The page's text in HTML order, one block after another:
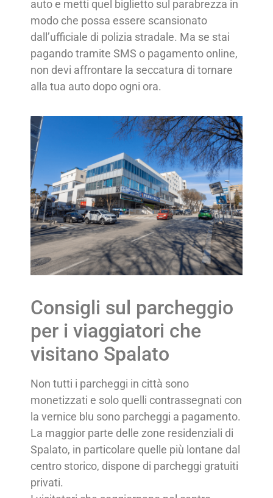
auto e metti quel biglietto sul parabrezza in
modo che possa essere scansionato
dall’ufficiale di polizia stradale. Ma se stai
pagando tramite SMS o pagamento online,
non devi affrontare la seccatura di tornare
alla tua auto dopo ogni ora.
Consigli sul parcheggio
per i viaggiatori che
visitano Spalato
Non tutti i parcheggi in città sono
monetizzati e solo quelli contrassegnati con
la vernice blu sono parcheggi a pagamento.
La maggior parte delle zone residenziali di
Spalato, in particolare quelle più lontane dal
centro storico, dispone di parcheggi gratuiti
privati.